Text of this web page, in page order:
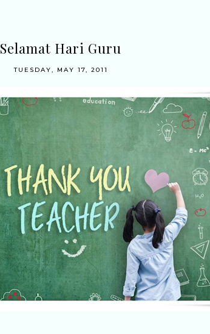
Selamat Hari Guru
TUESDAY, MAY 17, 2011